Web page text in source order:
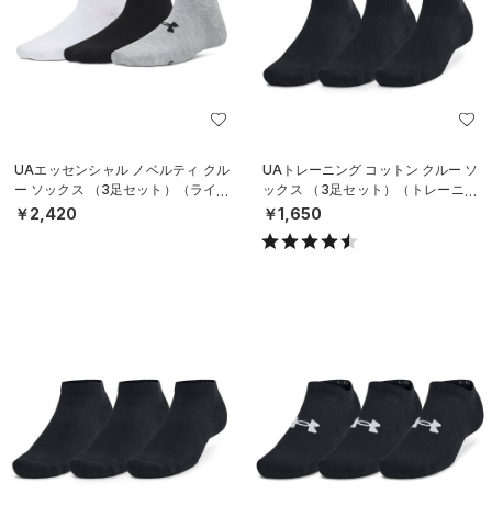
UAエッセンシャル ノベルティ クル
ー ソックス （3足セット）（ライフ
スタイル/WOMEN）
￥2,420
UAトレーニング コットン クルー ソ
ックス （3足セット）（トレーニン
グ/UNISEX）
￥1,650